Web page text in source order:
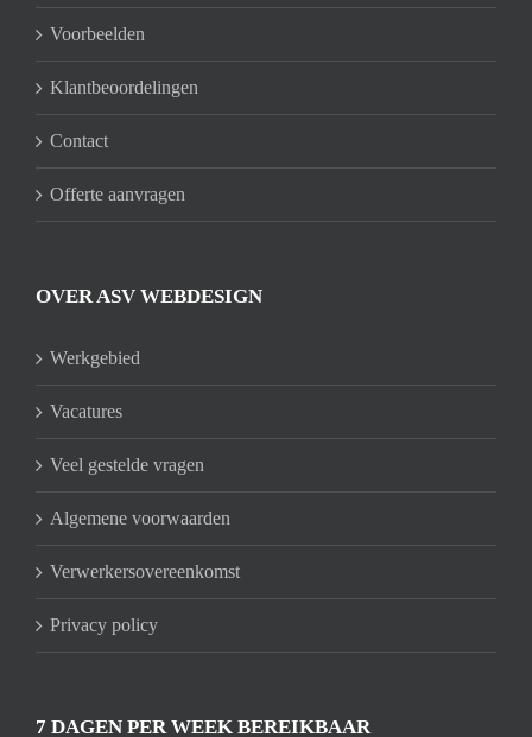
Voorbeelden
Klantbeoordelingen
Contact
Offerte aanvragen
OVER ASV WEBDESIGN
Werkgebied
Vacatures
Veel gestelde vragen
Algemene voorwaarden
Verwerkersovereenkomst
Privacy policy
7 DAGEN PER WEEK BEREIKBAAR